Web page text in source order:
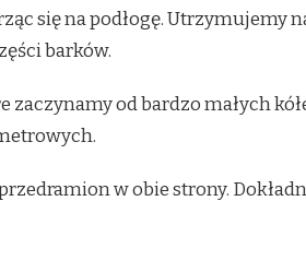
się na podłogę. Utrzymujemy
barków.
od bardzo małych
w obie strony.